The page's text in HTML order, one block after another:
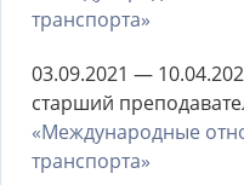
транспорта»
03.09.2021 —
старший
«Международные
транспорта»